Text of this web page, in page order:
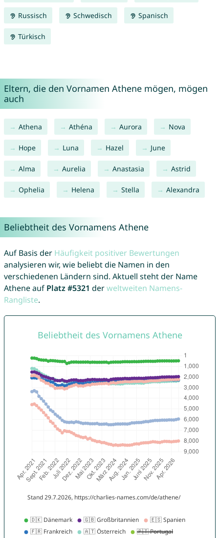
Russisch Schwedisch Spanisch
Türkisch
Eltern, die den Vornamen Athene mögen, mögen
auch
Athena Athéna Aurora Nova
Hope Luna Hazel June
Alma Aurelia Anastasia Astrid
Ophelia Helena Stella Alexandra
Beliebtheit des Vornamens Athene
Auf Basis der Häufigkeit positiver Bewertungen
analysieren wir, wie beliebt die Namen in den
verschiedenen Ländern sind. Aktuell steht der Name
Athene auf Platz #5321 derweltweiten Namens-
Rangliste.